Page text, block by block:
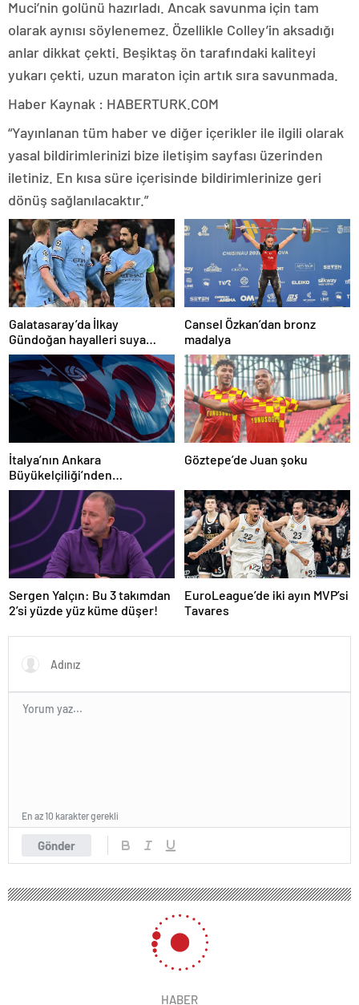
Muci’nin golünü hazırladı. Ancak savunma için tam
olarak aynısı söylenemez. Özellikle Colley’in aksadığı
anlar dikkat çekti. Beşiktaş ön tarafındaki kaliteyi
yukarı çekti, uzun maraton için artık sıra savunmada.
Haber Kaynak : HABERTURK.COM
“Yayınlanan tüm haber ve diğer içerikler ile ilgili olarak
yasal bildirimlerinizi bize iletişim sayfası üzerinden
iletiniz. En kısa süre içerisinde bildirimlerinize geri
dönüş sağlanılacaktır.”
Galatasaray’da İlkay
Gündoğan hayalleri suya
düştü
Cansel Özkan’dan bronz
madalya
İtalya’nın Ankara
Büyükelçiliği’nden
Trabzonspor’a teşekkür
Göztepe’de Juan şoku
Sergen Yalçın: Bu 3 takımdan
2’si yüzde yüz küme düşer!
EuroLeague’de iki ayın MVP’si
Tavares
Gönder
En az 10 karakter gerekli
HABER